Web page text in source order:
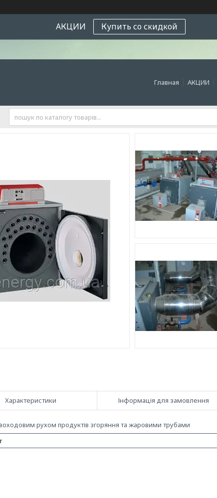
АКЦИИ Купить со скидкой
Главная АКЦИИ
Характеристики Інформація для замовлення
рухом продуктів згоряння та жаровими трубами